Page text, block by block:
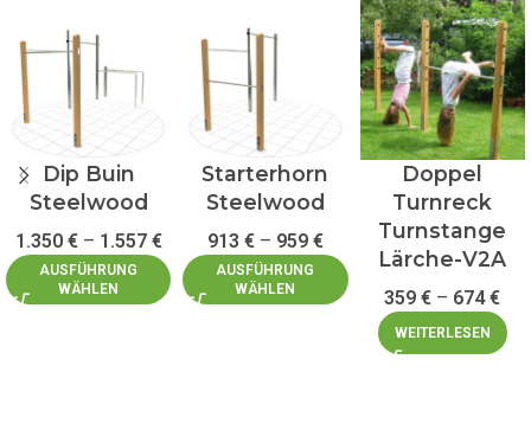
Dip Buin
Steelwood
1.350 €– 1.557 €
AUSFÜHRUNG
WÄHLEN
Starterhorn
Steelwood
913 €– 959 €
AUSFÜHRUNG
WÄHLEN
Doppel
Turnreck
Turnstange
Lärche-V2A
359€ – 674€
WEITERLESEN